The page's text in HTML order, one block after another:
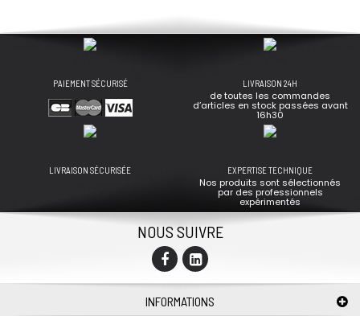
PAIEMENT SÉCURISÉ LIVRAISON 24H
de toutes les commandes
d’articles en stock passées avant
16h30
LIVRAISON SÉCURISÉE EXPERTISE TECHNIQUE
Nos produits sont sélectionnés
par des professionnels
expérimentés
NOUS SUIVRE
INFORMATIONS